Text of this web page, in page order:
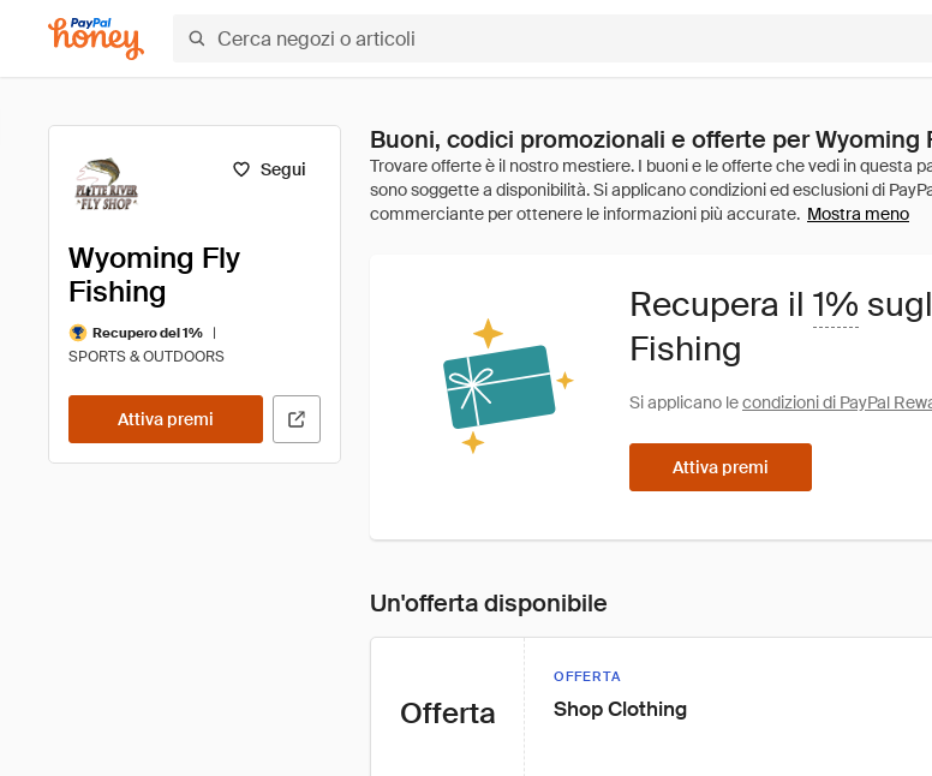
Segui
Wyoming Fly
Fishing
Recupero del 1%
|
SPORTS & OUTDOORS
Attiva premi
Buoni, codici promozionali e offerte per Wyoming
Mostra meno
Recupera il 1%
Fishing
Si applicano lecondizioni di PayPal
Attiva premi
Un'offerta disponibile
Offerta
OFFERTA
Shop Clothing